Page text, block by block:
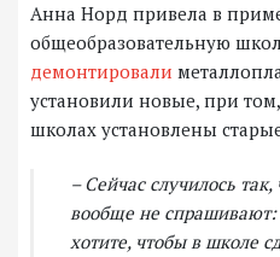
Анна Норд привела в
общеобразовательную
демонтировали
установили новые, при
школах установлены
– Сейчас случилось
вообще не
хотите, чтобы в школе